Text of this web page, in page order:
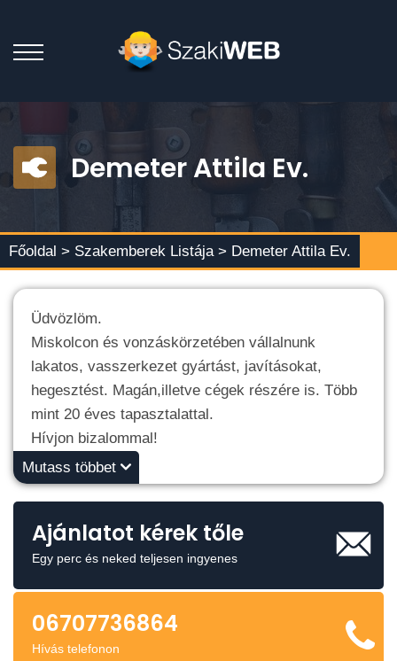
Demeter Attila Ev.
Főoldal > Szakemberek Listája > Demeter Attila Ev.
Üdvözlöm.
Miskolcon és vonzáskörzetében vállalnunk
lakatos, vasszerkezet gyártást, javításokat,
hegesztést. Magán,illetve cégek részére is. Több
mint 20 éves tapasztalattal.
Hívjon bizalommal!
Mutass többet
Ajánlatot kérek tőle
Egy perc és neked teljesen ingyenes
06707736864
Hívás telefonon